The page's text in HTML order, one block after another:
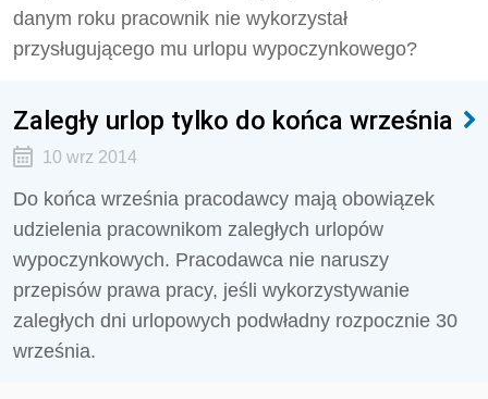
danym roku pracownik nie wykorzystał
przysługującego mu urlopu wypoczynkowego?
Zaległy urlop tylko do końca września
10 wrz 2014
Do końca września pracodawcy mają obowiązek
udzielenia pracownikom zaległych urlopów
wypoczynkowych. Pracodawca nie naruszy
przepisów prawa pracy, jeśli wykorzystywanie
zaległych dni urlopowych podwładny rozpocznie 30
września.